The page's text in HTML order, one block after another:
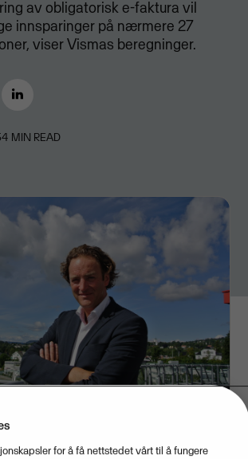
av obligatorisk e-faktura vil
innsparinger på nærmere 27
viser Vismas beregninger.
4 MIN READ
for å få nettstedet vårt til å fungere